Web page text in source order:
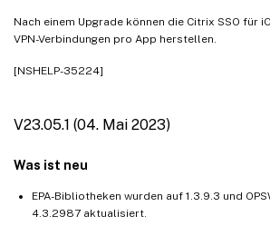
Nach einem Upgrade können die Citrix SSO für
VPN-Verbindungen pro App herstellen.
[NSHELP-35224]
V23.05.1 (04. Mai 2023)
Was ist neu
EPA-Bibliotheken wurden auf 1.3.9.3 und
4.3.2987 aktualisiert.